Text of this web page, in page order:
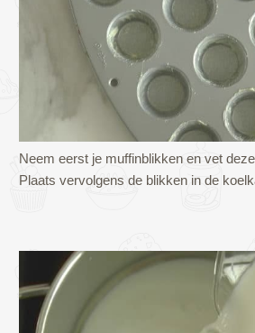
Neem eerst je muffinblikken en vet
Plaats vervolgens de blikken in de